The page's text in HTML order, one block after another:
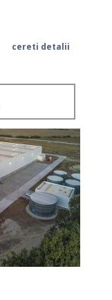
cereti detalii